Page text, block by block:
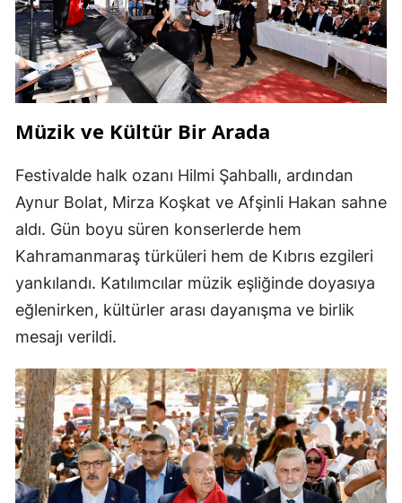
Müzik ve Kültür Bir Arada
Festivalde halk ozanı Hilmi Şahballı, ardından
Aynur Bolat, Mirza Koşkat ve Afşinli Hakan sahne
aldı. Gün boyu süren konserlerde hem
Kahramanmaraş türküleri hem de Kıbrıs ezgileri
yankılandı. Katılımcılar müzik eşliğinde doyasıya
eğlenirken, kültürler arası dayanışma ve birlik
mesajı verildi.